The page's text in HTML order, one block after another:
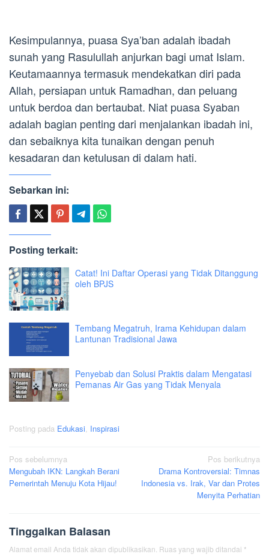
Kesimpulannya, puasa Sya’ban adalah ibadah
sunah yang Rasulullah anjurkan bagi umat Islam.
Keutamaannya termasuk mendekatkan diri pada
Allah, persiapan untuk Ramadhan, dan peluang
untuk berdoa dan bertaubat. Niat puasa Syaban
adalah bagian penting dari menjalankan ibadah ini,
dan sebaiknya kita tunaikan dengan penuh
kesadaran dan ketulusan di dalam hati.
Sebarkan ini:
Posting terkait:
Catat! Ini Daftar Operasi yang Tidak Ditanggung
oleh BPJS
Tembang Megatruh, Irama Kehidupan dalam
Lantunan Tradisional Jawa
Penyebab dan Solusi Praktis dalam Mengatasi
Pemanas Air Gas yang Tidak Menyala
Posting pada Edukasi, Inspirasi
Navigasi
pos
Pos sebelumnya
Mengubah IKN: Langkah Berani
Pemerintah Menuju Kota Hijau!
Pos berikutnya
Drama Kontroversial: Timnas
Indonesia vs. Irak, Var dan Protes
Menyita Perhatian
Tinggalkan Balasan
Alamat email Anda tidak akan dipublikasikan. Ruas yang wajib ditandai *